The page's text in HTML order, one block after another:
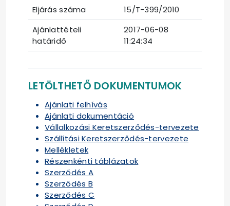
Eljárás száma
15/T-399/2010
Ajánlattételi
határidő
2017-06-08
11:24:34
LETÖLTHETŐ DOKUMENTUMOK
Ajánlati felhívás
Ajánlati dokumentáció
Vállalkozási Keretszerződés-tervezete
Szállítási Keretszerződés-tervezete
Mellékletek
Részenkénti táblázatok
Szerződés A
Szerződés B
Szerződés C